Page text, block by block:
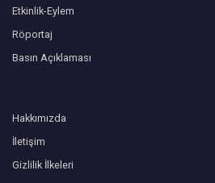
Etkinlik-Eylem
Röportaj
Basın Açıklaması
Hakkımızda
İletişim
Gizlilik İlkeleri